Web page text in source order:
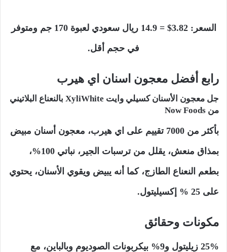
السعر: 3.82$ = 14.9 ريال سعودي لعبوة 170 جم ومتوفر
في حجم أقل.
رابع أفضل معجون اسنان اي هيرب
جل معجون الأسنان كسيلي وايت XyliWhite بالنعناع البلاتيني
من Now Foods
بأكثر من 7000 تقييم على اي هيرب، معجون أسنان مبيض
بمذاق منعش، يقلل من ترسبات الجير، نباتي 100%،
بطعم النعناع الطازج، كما أنه يبيض ويقوي الأسنان، يحتوي
على 25 % إكسيليتول.
مكونات وحقائق
25% زيليتول و9% بيكربونات الصوديوم وبالباين، مع